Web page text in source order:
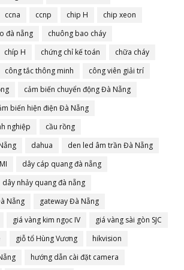
ccna ccnp chip H
chip xeon
đà nẵng
chuông bao cháy
chíp H chứng chỉ kế toán
chữa cháy
công tắc thông minh
công viên giải trí
cảm biến chuyển động Đà Nẵng
biến hiện điện Đà Nẵng
nghiệp
cầu rồng
dahua
den led âm trần Đà Nẵng
dây cáp quang đà nẵng
dây nhảy quang đà nẵng
Nẵng
gateway Đà Nẵng
giá vàng kim ngọc IV
giá vàng sài gòn SJC
giỗ tổ Hùng Vương
hikvision
hướng dẫn cài đặt camera